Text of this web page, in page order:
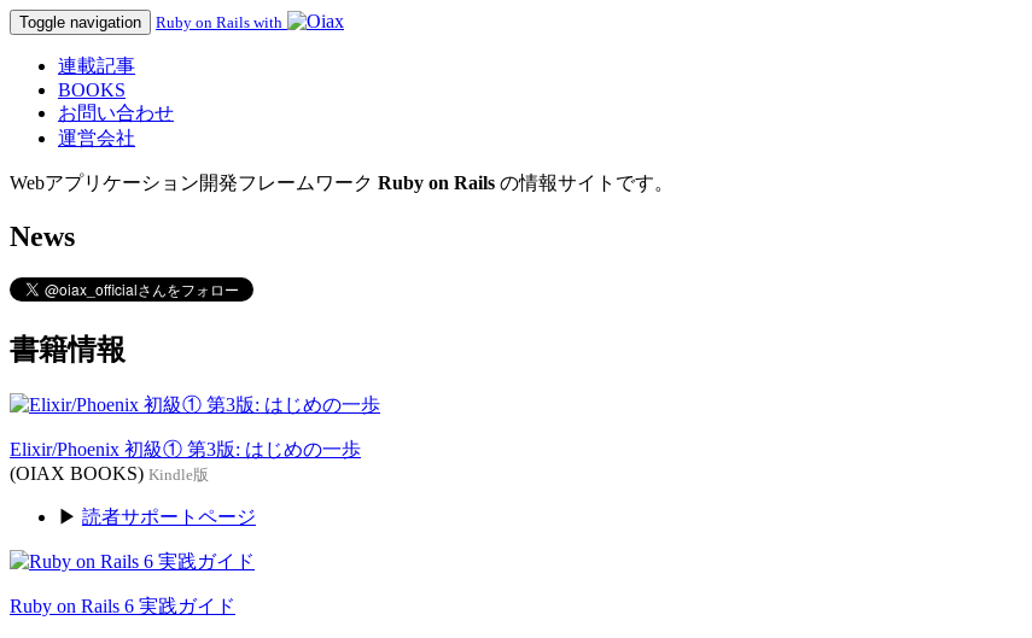
Toggle navigation Ruby on Rails with
連載記事
BOOKS
お問い合わせ
運営会社
Webアプリケーション開発フレームワーク Ruby on Rails の情報サイトです。
News
書籍情報
Elixir/Phoenix 初級① 第3版: はじめの一歩
(OIAX BOOKS) Kindle版
▶ 読者サポートページ
Ruby on Rails 6 実践ガイド